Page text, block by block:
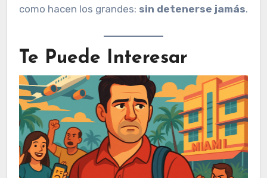
como hacen los grandes: sin detenerse jamás.
Te Puede Interesar